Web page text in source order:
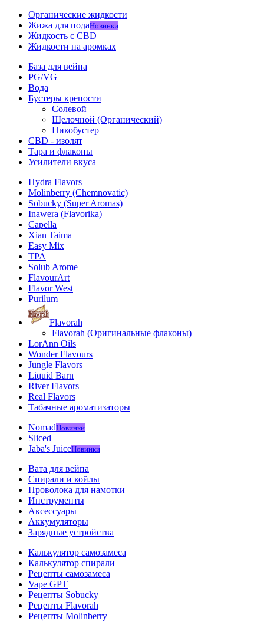
Органические жидкости
Жижа для подаНовинки
Жидкость с CBD
Жидкости на аромках
База для вейпа
PG/VG
Вода
Бустеры крепости
Солевой
Щелочной (Органический)
Никобустер
CBD - изолят
Тара и флаконы
Усилители вкуса
Hydra Flavors
Molinberry (Chemnovatic)
Sobucky (Super Aromas)
Inawera (Flavorika)
Capella
Xian Taima
Easy Mix
TPA
Solub Arome
FlavourArt
Flavor West
Purilum
Flavorah
Flavorah (Оригинальные флаконы)
LorAnn Oils
Wonder Flavours
Jungle Flavors
Liquid Barn
River Flavors
Real Flavors
Табачные ароматизаторы
NomadНовинки
Sliced
Jaba's JuiceНовинки
Вата для вейпа
Спирали и койлы
Проволока для намотки
Инструменты
Аксесcуары
Аккумуляторы
Зарядные устройства
Калькулятор самозамеса
Калькулятор спирали
Рецепты самозамеса
Vape GPT
Рецепты Sobucky
Рецепты Flavorah
Рецепты Molinberry